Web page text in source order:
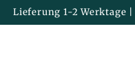
ZUM INHALT
SPRINGEN
Lieferung 1-2 Werktage